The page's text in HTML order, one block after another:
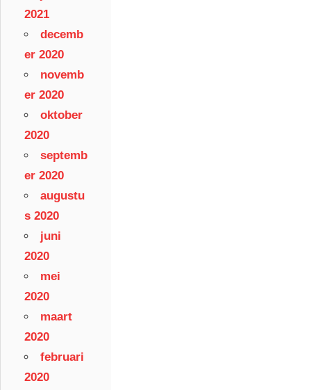
2021
decemb
er 2020
novemb
er 2020
oktober
2020
septemb
er 2020
augustu
s 2020
juni
2020
mei
2020
maart
2020
februari
2020